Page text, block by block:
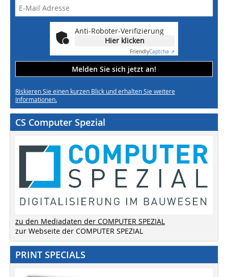
Anti-Roboter-Verifizierung
Hier klicken
FriendlyCaptcha ⇗
Melden Sie sich jetzt an!
Riskieren Sie einen kurzen Blick und erhalten Sie weitere
Informationen.
CS Computer Spezial
zu den Mediadaten der COMPUTER SPEZIAL
zur Webseite der COMPUTER SPEZIAL
PRINT SPECIALS